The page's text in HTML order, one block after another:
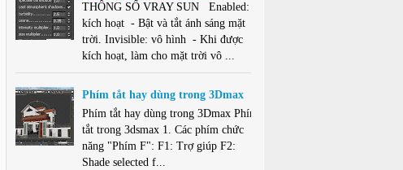
THÔNG SỐ VRAY SUN Enabled:
kích hoạt - Bật và tắt ánh sáng mặt
trời. Invisible: vô hình - Khi được
kích hoạt, làm cho mặt trời vô ...
Phím tắt hay dùng trong 3Dmax
Phím tắt hay dùng trong 3Dmax Phím
tắt trong 3dsmax 1. Các phím chức
năng "Phím F": F1: Trợ giúp F2:
Shade selected f...